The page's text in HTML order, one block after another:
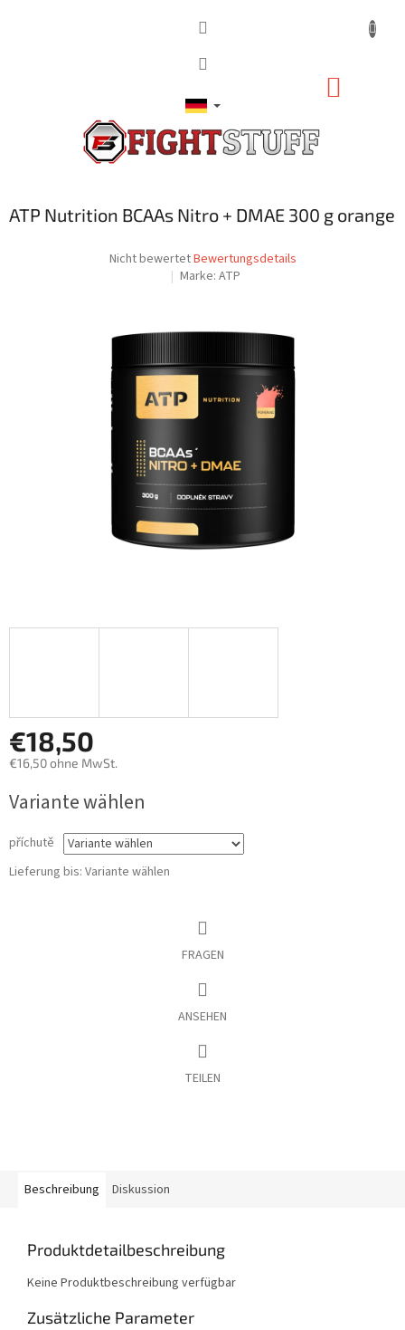
ATP Nutrition BCAAs Nitro + DMAE 300 g orange
Die
durchschnittliche
von
5
Sternen.
Nicht bewertetBewertungsdetails
Marke: ATP
€18,50
€16,50 ohne MwSt.
Variante wählen
příchutě
Lieferung bis: Variante wählen
FRAGEN
ANSEHEN
TEILEN
Beschreibung Diskussion
Produktdetailbeschreibung
Keine Produktbeschreibung verfügbar
Zusätzliche Parameter